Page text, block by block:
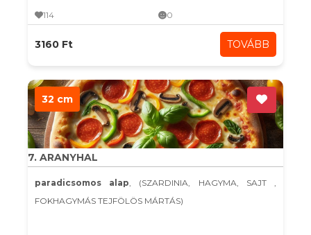
114 0
3160 Ft TOVÁBB
32 cm
7. ARANYHAL
paradicsomos alap, (SZARDINIA, HAGYMA, SAJT ,
FOKHAGYMÁS TEJFÖLÖS MÁRTÁS)